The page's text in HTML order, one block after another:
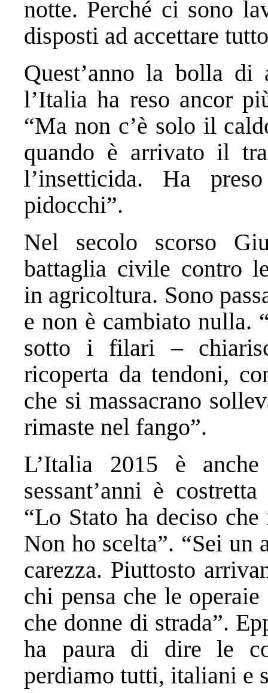
notte. Perché ci sono
disposti ad accettare
Quest’anno la bolla
l’Italia ha reso ancor
“Ma non c’è solo il
quando è arrivato il
l’insetticida. Ha
pidocchi”.
Nel secolo scorso
battaglia civile contro
in agricoltura. Sono
e non è cambiato nulla.
sotto i filari –
ricoperta da tendoni,
che si massacrano
rimaste nel fango”.
L’Italia 2015 è
sessant’anni è
“Lo Stato ha deciso
Non ho scelta”. “Sei un
carezza. Piuttosto
chi pensa che le
che donne di strada”.
ha paura di dire le
perdiamo tutti, italiani e